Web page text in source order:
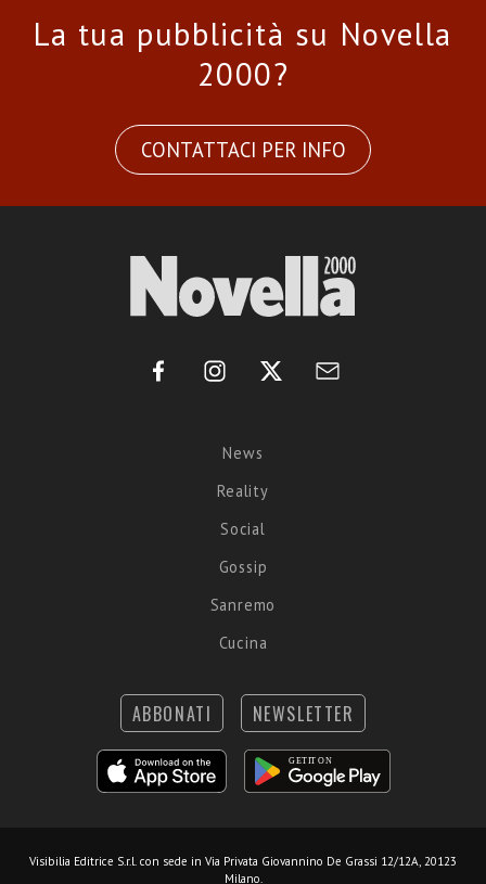
La tua pubblicità su Novella
2000?
CONTATTACI PER INFO
News
Reality
Social
Gossip
Sanremo
Cucina
ABBONATI NEWSLETTER
Visibilia Editrice S.r.l. con sede in Via Privata Giovannino De Grassi 12/12A, 20123
Milano.